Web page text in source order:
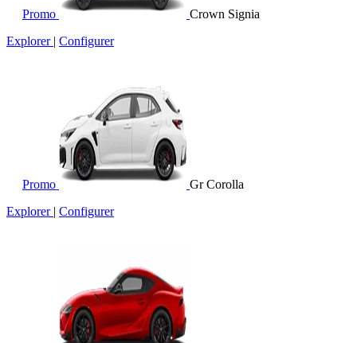
Promo
Crown Signia
Explorer | Configurer
Promo
Gr Corolla
Explorer | Configurer